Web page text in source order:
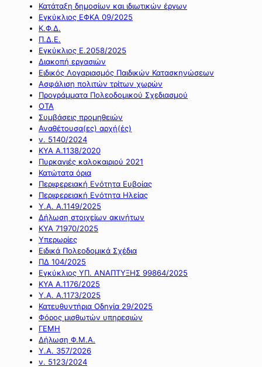
Κατάταξη δημοσίων και ιδιωτικών έργων
Εγκύκλιος ΕΦΚΑ 09/2025
Κ.Φ.Δ.
Π.Δ.Ε.
Εγκύκλιος Ε.2058/2025
Διακοπή εργασιών
Ειδικός Λογαριασμός Παιδικών Κατασκηνώσεων
Ασφάλιση πολιτών τρίτων χωρών
Προγράμματα Πολεοδομικού Σχεδιασμού
ΟΤΑ
Συμβάσεις προμηθειών
Αναθέτουσα(ες) αρχή(ές)
ν. 5140/2024
ΚΥΑ Α.1138/2020
Πυρκαγιές καλοκαιριού 2021
Κατώτατα όρια
Περιφερειακή Ενότητα Ευβοίας
Περιφερειακή Ενότητα Ηλείας
Υ.Α. Α.1149/2025
Δήλωση στοιχείων ακινήτων
ΚΥΑ 71970/2025
Υπερωρίες
Ειδικά Πολεοδομικά Σχέδια
ΠΔ 104/2025
Εγκύκλιος ΥΠ. ΑΝΑΠΤΥΞΗΣ 99864/2025
ΚΥΑ Α.1176/2025
Υ.Α. Α.1173/2025
Κατευθυντήρια Οδηγία 29/2025
Φόρος μισθωτών υπηρεσιών
ΓΕΜΗ
Δήλωση Φ.Μ.Α.
Υ.Α. 357/2026
ν. 5123/2024